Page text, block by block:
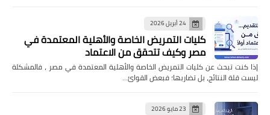
24 أبريل 2026
كليات التمريض الخاصة والأهلية المعتمدة في
مصر وكيف تتحقق من الاعتماد
إذا كنت تبحث عن كليات التمريض الخاصة والأهلية المعتمدة في مصر ، فالمشكلة
ليست قلة النتائج، بل تضاربها؛ فبعض القوائ…
23 مايو 2026